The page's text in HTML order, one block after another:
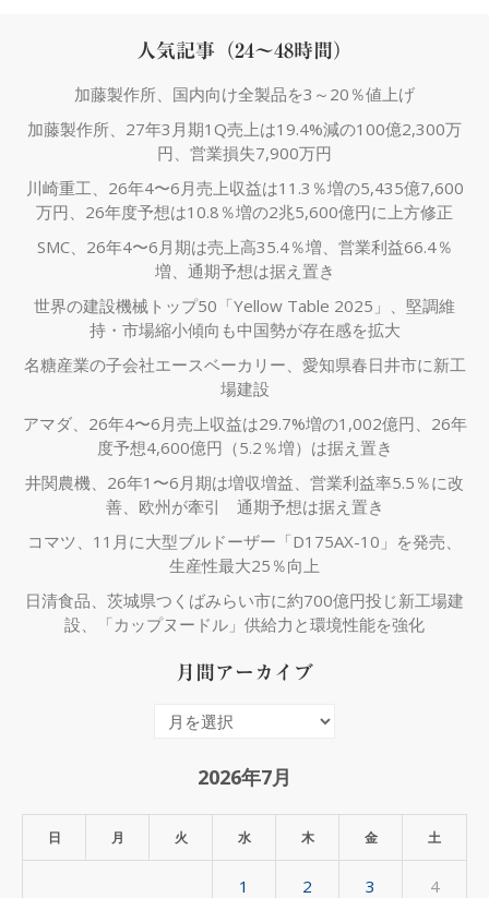
人気記事（24～48時間）
加藤製作所、国内向け全製品を3～20％値上げ
加藤製作所、27年3月期1Q売上は19.4%減の100億2,300万
円、営業損失7,900万円
川崎重工、26年4〜6月売上収益は11.3％増の5,435億7,600
万円、26年度予想は10.8％増の2兆5,600億円に上方修正
SMC、26年4〜6月期は売上高35.4％増、営業利益66.4％
増、通期予想は据え置き
世界の建設機械トップ50「Yellow Table 2025」、堅調維
持・市場縮小傾向も中国勢が存在感を拡大
名糖産業の子会社エースベーカリー、愛知県春日井市に新工
場建設
アマダ、26年4〜6月売上収益は29.7%増の1,002億円、26年
度予想4,600億円（5.2％増）は据え置き
井関農機、26年1〜6月期は増収増益、営業利益率5.5％に改
善、欧州が牽引 通期予想は据え置き
コマツ、11月に大型ブルドーザー「D175AX-10」を発売、
生産性最大25％向上
日清食品、茨城県つくばみらい市に約700億円投じ新工場建
設、「カップヌードル」供給力と環境性能を強化
月間アーカイブ
イ
2026年7月
日 月 火 水 木 金 土
1 2 3 4